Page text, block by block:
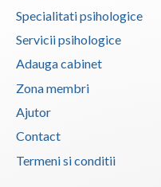
Specialitati psihologice
Servicii psihologice
Adauga cabinet
Zona membri
Ajutor
Contact
Termeni si conditii